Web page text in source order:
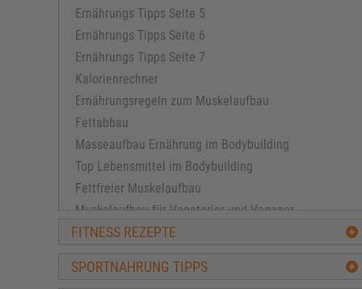
Ernährungs Tipps Seite 5
Ernährungs Tipps Seite 6
Ernährungs Tipps Seite 7
Kalorienrechner
Ernährungsregeln zum Muskelaufbau
Fettabbau
Masseaufbau Ernährung im Bodybuilding
Top Lebensmittel im Bodybuilding
Fettfreier Muskelaufbau
Muskelaufbau für Vegetarier und Veganer
Die beste Diät
Säure-Basen Ernährung
FITNESS REZEPTE
SPORTNAHRUNG TIPPS